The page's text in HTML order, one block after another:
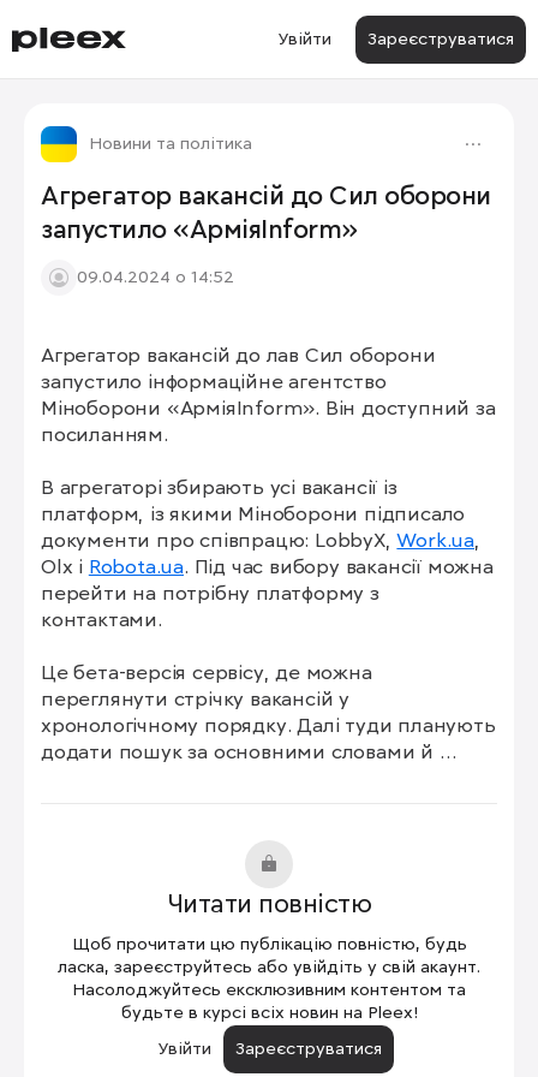
Увійти Зареєструватися
Новини та політика
Агрегатор вакансій до Сил оборони
запустило «АрміяInform»
09.04.2024 о 14:52
Агрегатор вакансій до лав Сил оборони
запустило інформаційне агентство
Міноборони «АрміяInform». Він доступний за
посиланням.
В агрегаторі збирають усі вакансії із
платформ, із якими Міноборони підписало
документи про співпрацю: LobbyX, Work.ua,
Olx і Robota.ua. Під час вибору вакансії можна
перейти на потрібну платформу з
контактами.
Це бета-версія сервісу, де можна
переглянути стрічку вакансій у
хронологічному порядку. Далі туди планують
додати пошук за основними словами й
оборони отримали рекрутингові платформи
Центрів рекрутингу української армії: два в
Харкові, а також по одному в Полтаві, Львові,
Дніпрі й Запоріжжі. У Києві рекрутинговий
центр відкрили «Вовки да Вінчі».
Читати повністю
Щоб прочитати цю публікацію повністю, будь
ласка, зареєструйтесь або увійдіть у свій акаунт.
Насолоджуйтесь ексклюзивним контентом та
будьте в курсі всіх новин на Pleex!
Увійти
Зареєструватися